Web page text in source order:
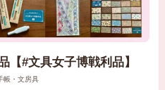
【#文具女子博戦利品】
帳・文房具